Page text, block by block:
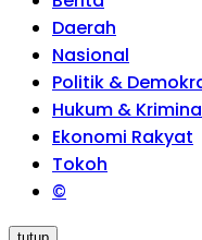
Daerah
Nasional
Politik &
Hukum &
Ekonomi Rakyat
Tokoh
©